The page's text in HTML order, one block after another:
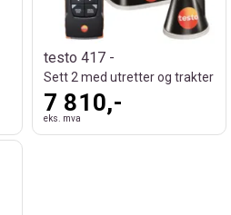
testo 417 -
Sett 2 med utretter og trakter
7 810,-
eks. mva